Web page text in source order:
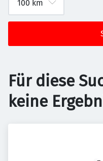
Für diese
keine